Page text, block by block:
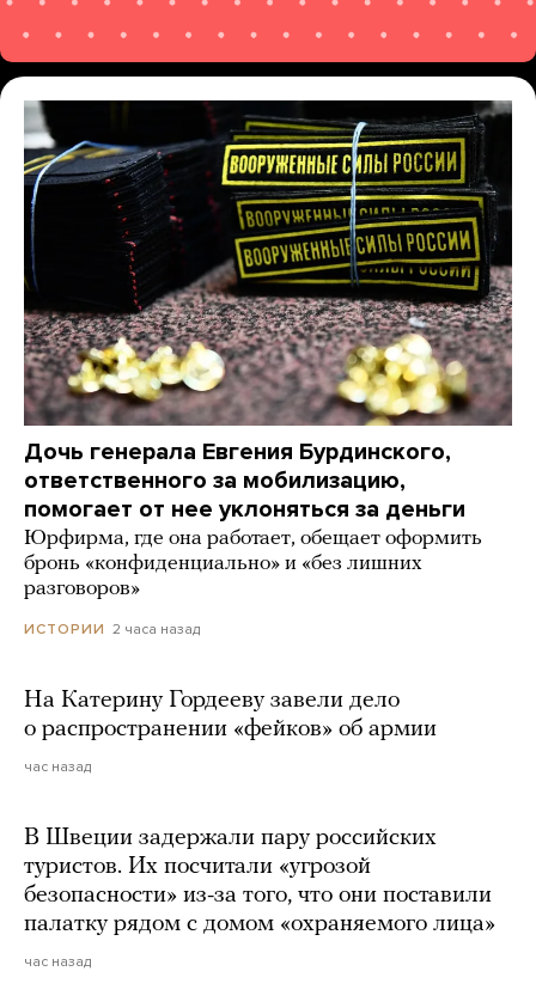
Дочь генерала Евгения Бурдинского,
ответственного за мобилизацию,
помогает от нее уклоняться за деньги
Юрфирма, где она работает, обещает оформить
бронь «конфиденциально» и «без лишних
разговоров»
ИСТОРИИ 2 часа назад
На Катерину Гордееву завели дело
о распространении «фейков» об армии
час назад
В Швеции задержали пару российских
туристов. Их посчитали «угрозой
безопасности» из-за того, что они поставили
палатку рядом с домом «охраняемого лица»
час назад